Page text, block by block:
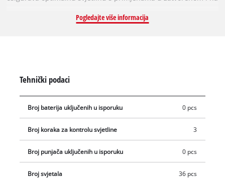
svjetlo od 7000 K i svjetlinu do 1500 lumena, koja se može
protuklizna pričvrsna kopča omogućuje različite mogućnosti
pričvršćivanja na stolove, police ili čak stubove šatora.
Kompaktni akumulatorski reflektor može se jednostavno
time se može koristiti i kao svjetiljka, na primjer.
Akumulatorski reflektor Einhell GC-OL 18/1500 Li-Solo
isporučuje se bez baterije i bez punjača. Oni su dostupni
zasebno.
Pogledajte više informacija
Tehnički podaci
Broj baterija uključenih u isporuku 0 pcs
Broj koraka za kontrolu svjetline 3
Broj punjača uključenih u isporuku 0 pcs
Broj svjetala 36 pcs